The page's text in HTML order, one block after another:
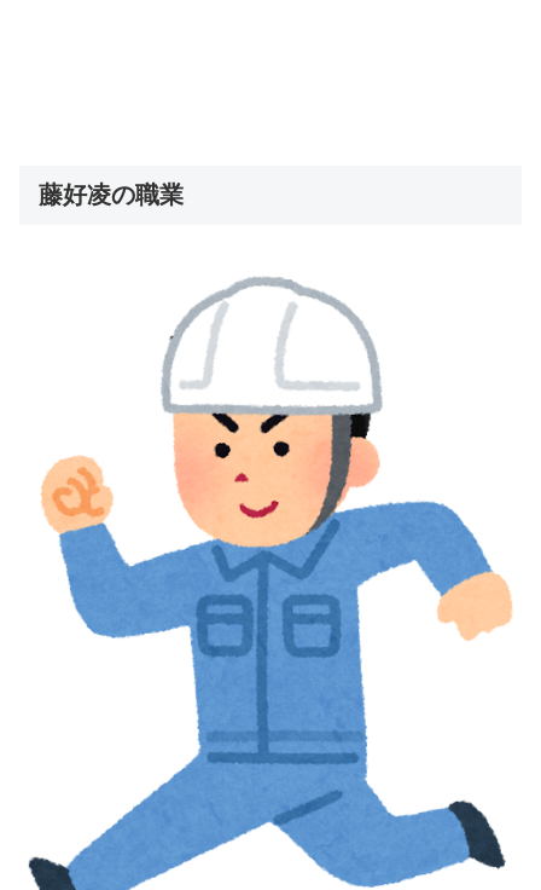
藤好凌の職業